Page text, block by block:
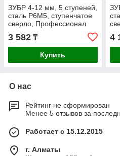
ЗУБР 4-12 мм, 5 ступеней,
сталь Р6М5, ступенчатое
сверло, Профессионал
(29670-4-12-5)
3 582 ₸
Купить
4
О нас
Рейтинг не сформирован
Менее 5 отзывов за
Работает с 15.12.2015
г. Алматы